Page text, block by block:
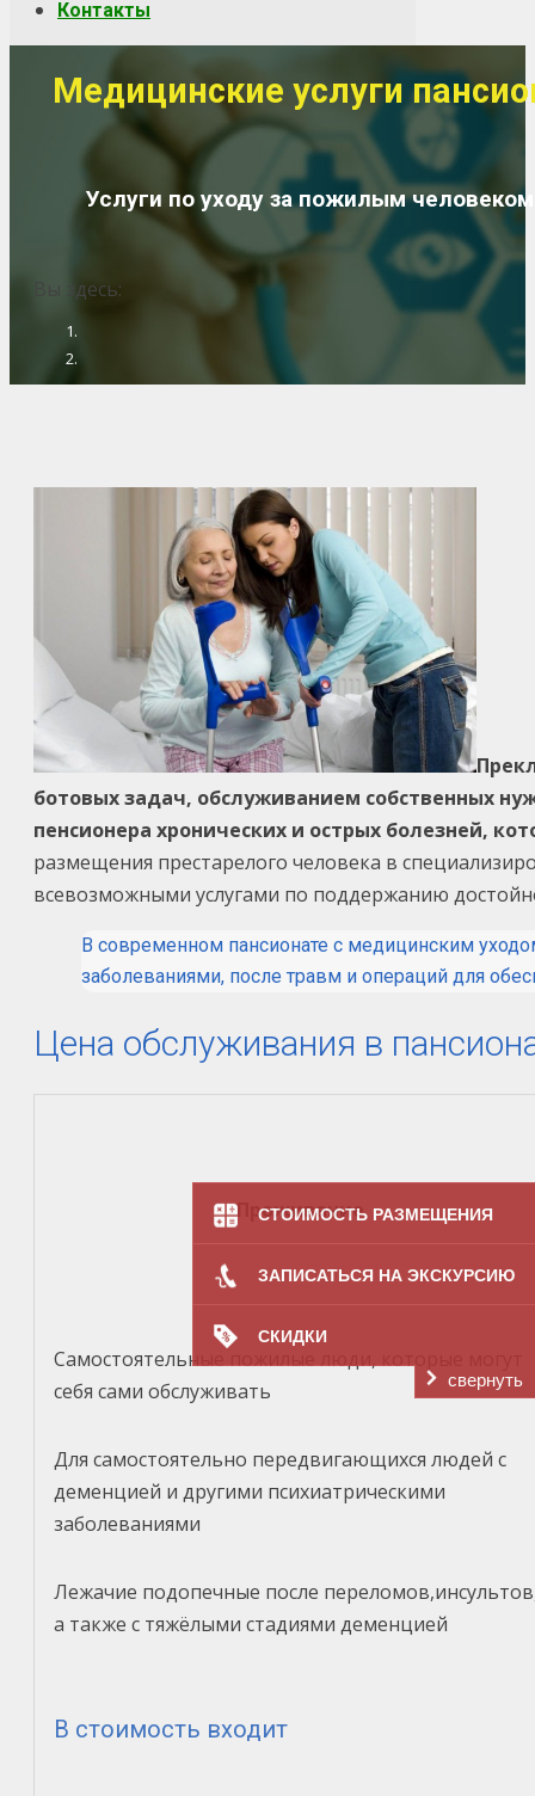
СТОИМОСТЬ РАЗМЕЩЕНИЯ
ЗАПИСАТЬСЯ НА ЭКСКУРСИЮ
СКИДКИ
свернуть
Контакты
Медицинские услуги
Услуги по уходу за пожилым
Вы здесь:
ботовых задач, обслуживанием собственных
пенсионера хронических и острых болезней,
размещения престарелого человека в
всевозможными услугами по поддержанию
В современном пансионате с медицинским
заболеваниями, после травм и операций для
Цена обслуживания в
Проживание
Самостоятельные пожилые люди, которые могут
себя сами обслуживать
Для самостоятельно передвигающихся людей с
деменцией и другими психиатрическими
заболеваниями
Лежачие подопечные после
а также с тяжёлыми стадиями деменцией
В стоимость входит